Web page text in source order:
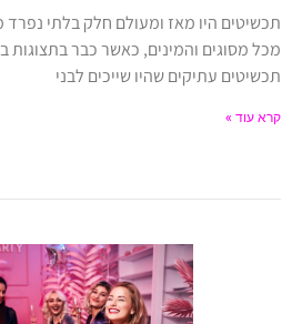
תכשיטים היו מאז ומעולם חלק בלתי
מכל מסוגים והמינים, כאשר כבר בתצוגות
תכשיטים עתיקים שהיו שייכים לבני
קרא עוד »